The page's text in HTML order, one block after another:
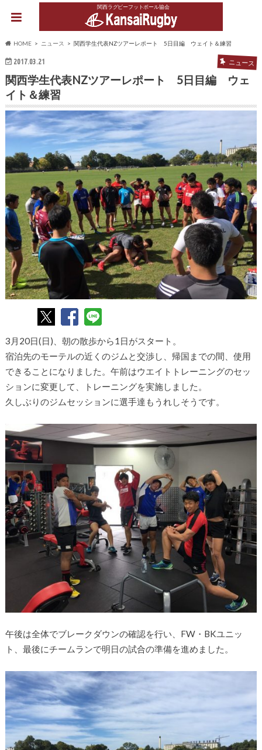
関西ラグビーフットボール協会
HOME ニュース 関西学生代表NZツアーレポート 5日目編 ウェイト＆練習
2017.03.21 ニュース
関西学生代表NZツアーレポート 5日目編 ウェ
イト＆練習
3月20日(日)、朝の散歩から1日がスタート。
宿泊先のモーテルの近くのジムと交渉し、帰国までの間、使用
できることになりました。午前はウエイトトレーニングのセッ
ションに変更して、トレーニングを実施しました。
久しぶりのジムセッションに選手達もうれしそうです。
午後は全体でブレークダウンの確認を行い、FW・BKユニッ
ト、最後にチームランで明日の試合の準備を進めました。